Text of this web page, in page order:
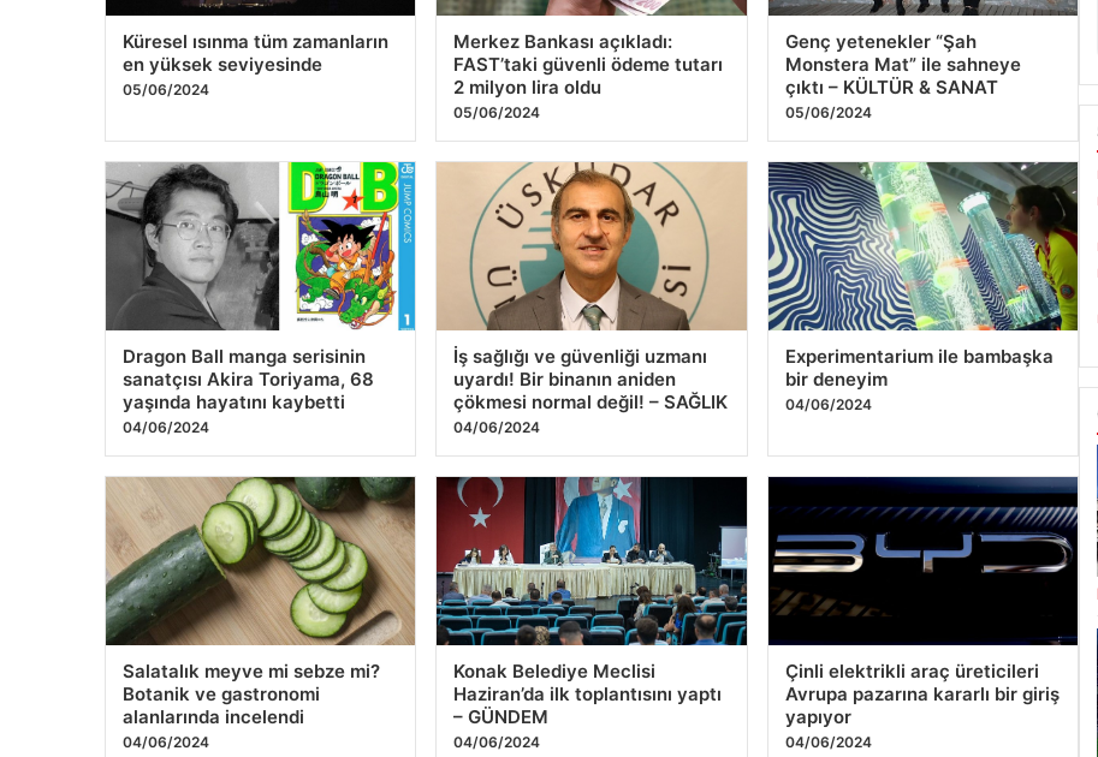
Küresel ısınma tüm zamanların
en yüksek seviyesinde
05/06/2024
Merkez Bankası açıkladı:
FAST’taki güvenli ödeme tutarı
2 milyon lira oldu
05/06/2024
Genç yetenekler “Şah
Monstera Mat” ile sahneye
çıktı – KÜLTÜR & SANAT
05/06/2024
Dragon Ball manga serisinin
sanatçısı Akira Toriyama, 68
yaşında hayatını kaybetti
04/06/2024
İş sağlığı ve güvenliği uzmanı
uyardı! Bir binanın aniden
çökmesi normal değil! – SAĞLIK
04/06/2024
Experimentarium ile bambaşka
bir deneyim
04/06/2024
Salatalık meyve mi sebze mi?
Botanik ve gastronomi
alanlarında incelendi
04/06/2024
Konak Belediye Meclisi
Haziran’da ilk toplantısını yaptı
– GÜNDEM
04/06/2024
Çinli elektrikli araç üreticileri
Avrupa pazarına kararlı bir giriş
yapıyor
04/06/2024